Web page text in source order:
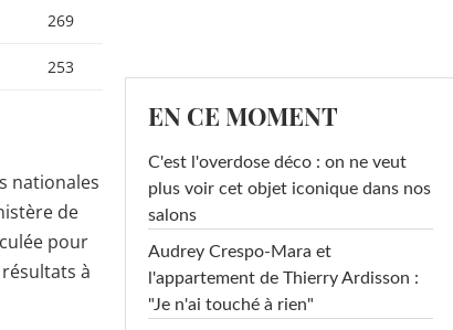
269
253
nationales
de
pour
à
EN CE MOMENT
C'est l'overdose déco : on ne veut
plus voir cet objet iconique dans nos
salons
Audrey Crespo-Mara et
l'appartement de Thierry Ardisson :
"Je n'ai touché à rien"